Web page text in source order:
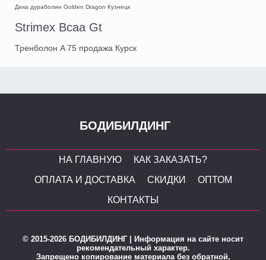
Дека дураболин Golden Dragon Кузнецк
Strimex Bcaa Gt
Тренболон A 75 продажа Курск
БОДИБИЛДИНГ
НА ГЛАВНУЮ
КАК ЗАКАЗАТЬ?
ОПЛАТА И ДОСТАВКА
СКИДКИ
ОПТОМ
КОНТАКТЫ
© 2015-2026 БОДИБИЛДИНГ | Информация на сайте носит
рекомендательный характер.
Запрещено копирование материала без обратной,